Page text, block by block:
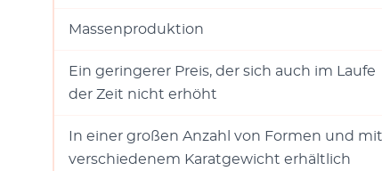
Massenproduktion
Ein geringerer Preis, der sich auch im Laufe
der Zeit nicht erhöht
In einer großen Anzahl von Formen und mit
verschiedenem Karatgewicht erhältlich